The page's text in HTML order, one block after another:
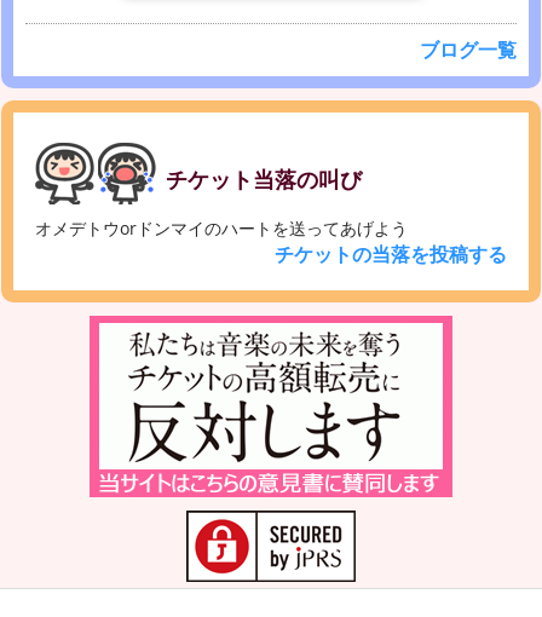
ブログ一覧
チケット当落の叫び
オメデトウorドンマイのハートを送ってあげよう
チケットの当落を投稿する